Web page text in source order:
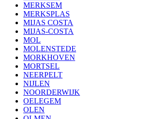
MERKSEM
MERKSPLAS
MIJAS COSTA
MIJAS-COSTA
MOL
MOLENSTEDE
MORKHOVEN
MORTSEL
NEERPELT
NIJLEN
NOORDERWIJK
OELEGEM
OLEN